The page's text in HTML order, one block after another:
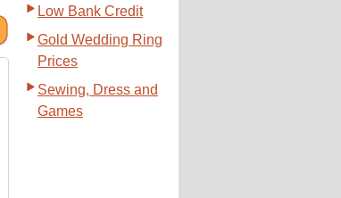
Low Bank Credit
Gold Wedding Ring
Prices
Sewing, Dress and
Games